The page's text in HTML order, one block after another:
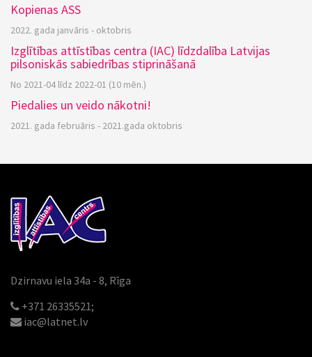
Kopienas ASS
2022. gada janvāris - oktobris
Izglītības attīstības centra (IAC) līdzdalība Latvijas
pilsoniskās sabiedrības stiprināšanā
No 2021-04 līdz 2022-01 (10 mēn.)
Piedalies un veido nākotni!
2021. gada februāris - 2021.gada oktobris
Dzirnavu iela 34a - 8, Rīga
+371 26335521;
iac@latnet.lv